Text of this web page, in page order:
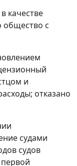
качестве
общество с
и
отказано
судами
судов